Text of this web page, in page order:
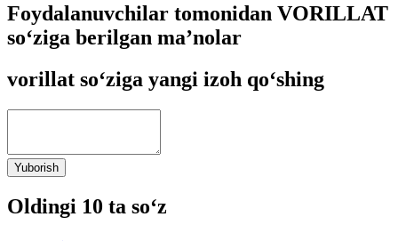
Foydalanuvchilar tomonidan VORILLAT
so‘ziga berilgan ma’nolar
vorillat so‘ziga yangi izoh qo‘shing
Yuborish
Oldingi 10 ta so‘z